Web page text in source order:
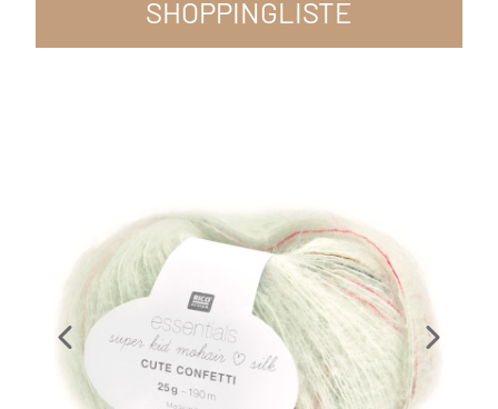
SHOPPINGLISTE